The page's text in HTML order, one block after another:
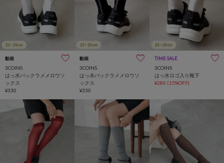
動画
3COINS
はっ水バックラメメロウソ
ックス
¥330
動画
3COINS
はっ水バックラメメロウソ
ックス
¥330
TIME SALE
3COINS
はっ水ロゴ入り靴下
¥280 (15%OFF)